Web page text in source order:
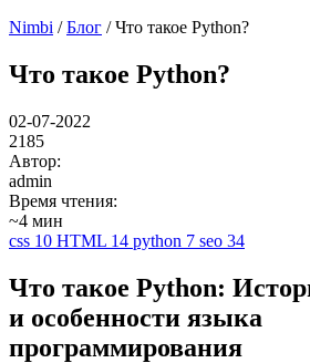
Nimbi /Блог / Что такое Python?
Что такое Python?
02-07-2022
2185
Автор:
admin
Время чтения:
~4 мин
css 10 HTML 14 python 7 seo 34
Что такое Python:
и особенности языка
программирования